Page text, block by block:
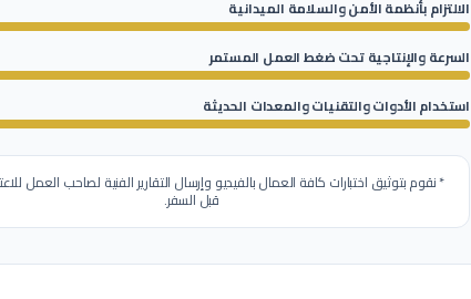
الالتزام بأنظمة الأمن والسلامة الميدانية
السرعة والإنتاجية تحت ضغط العمل المستمر
استخدام الأدوات والتقنيات والمعدات الحديثة
* نقوم بتوثيق اختبارات كافة العمال بالفيديو وإرسال التقارير الفنية لصاحب العمل
قبل السفر.